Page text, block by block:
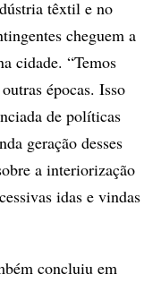
têxtil e no
cheguem a
cidade. “Temos
épocas. Isso
de políticas
geração desses
a interiorização
idas e vindas
concluiu em